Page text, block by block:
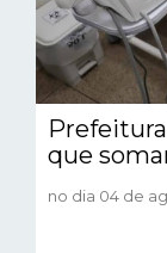
que
no dia 04 de